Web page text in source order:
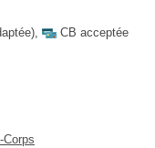
, CB acceptée